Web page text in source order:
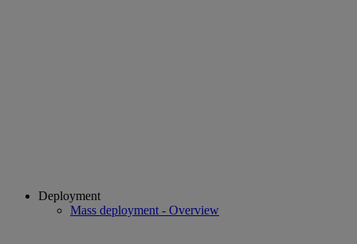
Deployment
Mass deployment - Overview